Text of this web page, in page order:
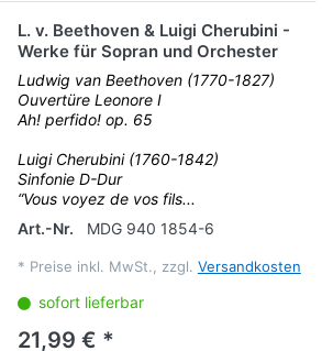
L. v. Beethoven & Luigi Cherubini -
Werke für Sopran und Orchester
Ludwig van Beethoven (1770-1827)
Ouvertüre Leonore I
Ah! perfido! op. 65
Luigi Cherubini (1760-1842)
Sinfonie D-Dur
“Vous voyez de vos fils...
Art.-Nr.
MDG 940 1854-6
* Preise inkl. MwSt., zzgl. Versandkosten
sofort lieferbar
21,99 € *